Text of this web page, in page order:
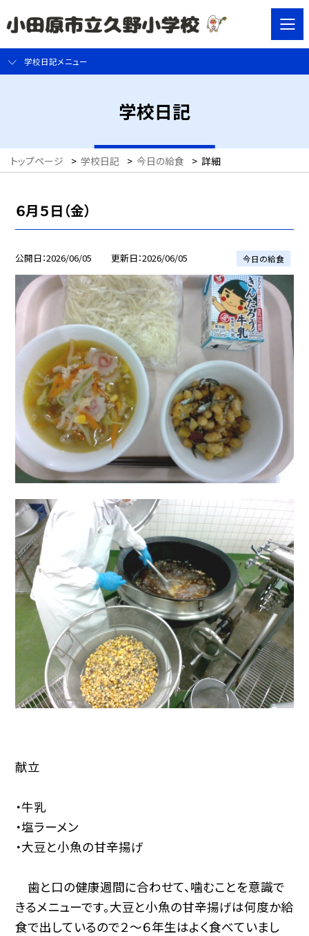
学校日記メニュー
学校日記
トップページ > 学校日記 > 今日の給食 > 詳細
６月５日（金）
公開日 2026/06/05 更新日 2026/06/05 今日の給食
献立
・牛乳
・塩ラーメン
・大豆と小魚の甘辛揚げ
歯と口の健康週間に合わせて、噛むことを意識で
きるメニューです。大豆と小魚の甘辛揚げは何度か給
食で出しているので２〜６年生はよく食べていまし